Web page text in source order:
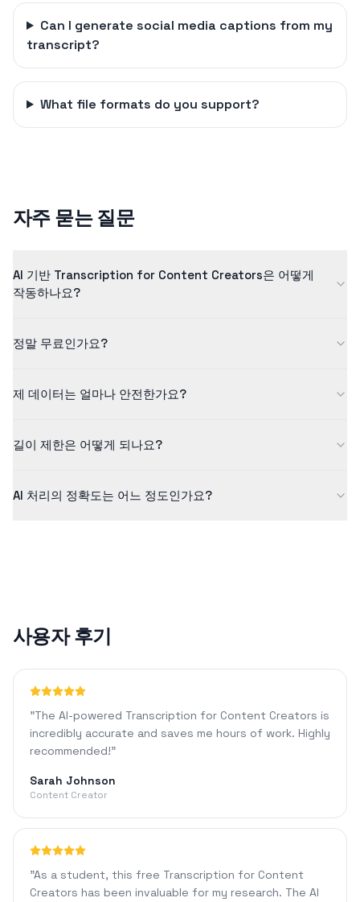
Can I generate social media captions from my
transcript?
What file formats do you support?
자주 묻는 질문
AI 기반 Transcription for Content Creators은 어떻게
작동하나요?
용하여 음성을 높은 정확도의 텍스트로 변환합니다. AI 모델은 수백
정말 무료인가요?
다. 더 긴 콘텐츠와 추가 기능을 원하시면 Pro 플랜을 확인해 보세
제 데이터는 얼마나 안전한가요?
호화되어 안전하게 처리되며, 처리 후에는 자동으로 삭제됩니다. 저
길이 제한은 어떻게 되나요?
용하면 1440분 분량의 콘텐츠를 처리할 수 있으며, 맞춤형 서식 지
AI 처리의 정확도는 어느 정도인가요?
사용자 후기
"The AI-powered Transcription for Content Creators is
incredibly accurate and saves me hours of work. Highly
recommended!"
Sarah Johnson
Content Creator
"As a student, this free Transcription for Content
Creators has been invaluable for my research. The AI